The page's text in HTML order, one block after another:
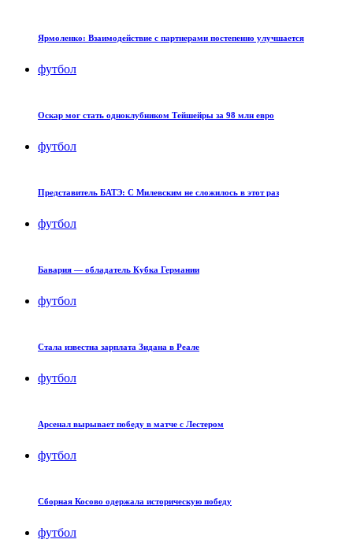
Ярмоленко: Взаимодействие с партнерами постепенно улучшается
футбол
Оскар мог стать одноклубником Тейшейры за 98 млн евро
футбол
Представитель БАТЭ: С Милевским не сложилось в этот раз
футбол
Бавария — обладатель Кубка Германии
футбол
Стала известна зарплата Зидана в Реале
футбол
Арсенал вырывает победу в матче с Лестером
футбол
Сборная Косово одержала историческую победу
футбол